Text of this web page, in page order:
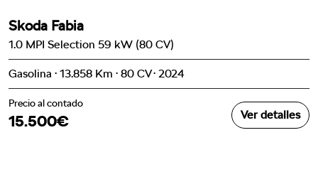
Skoda Fabia
1.0 MPI Selection 59 kW (80 CV)
Gasolina · 13.858 Km · 80 CV · 2024
Precio al contado
15.500€ Ver detalles